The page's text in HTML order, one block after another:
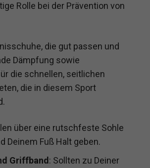
Rolle bei der Prävention von
die gut passen und
Dämpfung sowie
die schnellen, seitlichen
die in diesem Sport
über eine rutschfeste Sohle
Deinem Fuß Halt geben.
Griffband: Sollten zu Deiner